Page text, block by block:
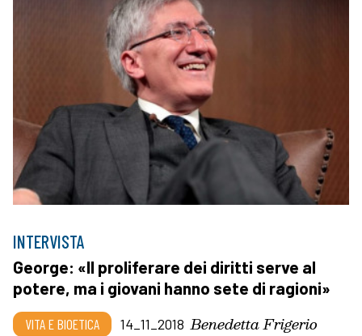
INTERVISTA
George: «Il proliferare dei diritti serve al
potere, ma i giovani hanno sete di ragioni»
VITA E BIOETICA 14_11_2018 Benedetta Frigerio